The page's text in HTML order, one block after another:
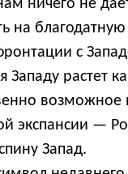
ничего не
на благодатную
с
растет
возможное
экспансии —
Запад.